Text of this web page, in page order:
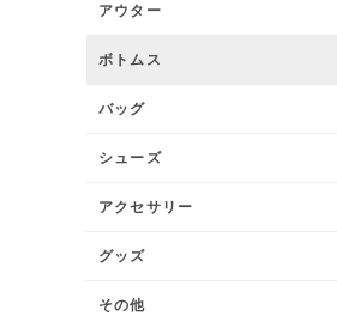
アウター
ボトムス
バッグ
シューズ
アクセサリー
グッズ
その他